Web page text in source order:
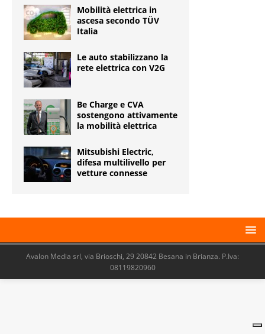
Mobilità elettrica in
ascesa secondo TÜV
Italia
Le auto stabilizzano la
rete elettrica con V2G
Be Charge e CVA
sostengono attivamente
la mobilità elettrica
Mitsubishi Electric,
difesa multilivello per
vetture connesse
Avalon Media srl, via Brioschi, 29 20842 Besana in Brianza. P.Iva:
08119820960